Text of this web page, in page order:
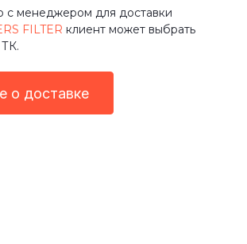
с менеджером для доставки
FILTER клиент может выбрать
о доставке